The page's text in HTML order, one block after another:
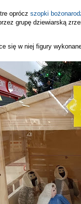
oprócz szopki
grupę dziewiarską
się w niej figury